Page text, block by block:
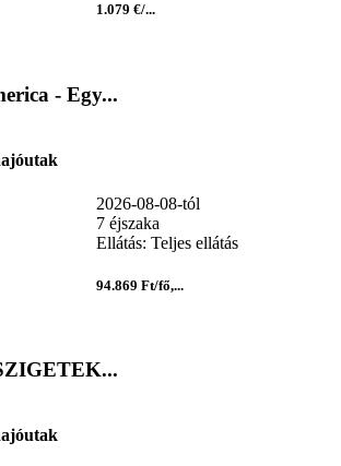
1.079 €/...
- Egy...
2026-08-08-tól
7 éjszaka
Ellátás: Teljes ellátás
94.869 Ft/fő,...